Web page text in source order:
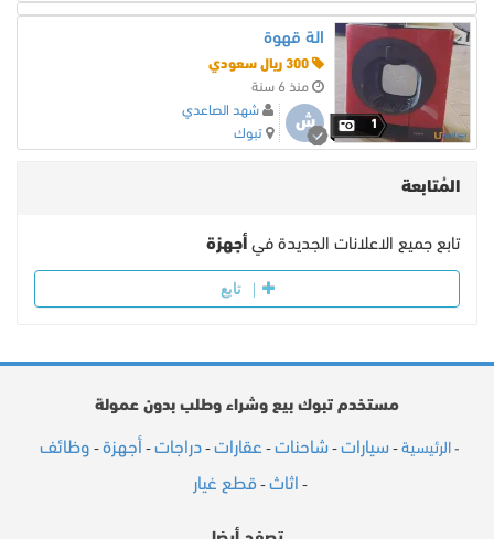
1
الة قهوة
منذ 6 سنة
ش
شهد الصاعدي
تبوك
المُتابعة
تابع جميع الاعلانات الجديدة في أجهزة
تابع
مستخدم تبوك بيع وشراء وطلب بدون عمولة
- الرئيسية - سيارات - شاحنات - عقارات - دراجات - أجهزة - وظائف
- اثاث -قطع غيار